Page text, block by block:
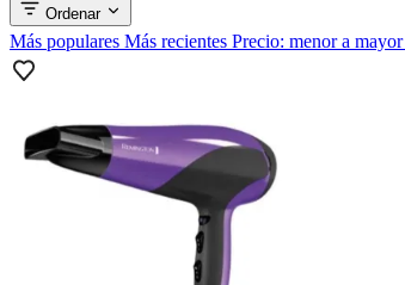
Ordenar
Más populares Más recientes Precio: menor a mayor